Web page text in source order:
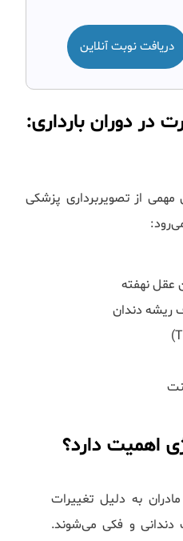
دریافت نوبت آنلاین
در دوران بارداری:
از تصویربرداری پزشکی
نهفته
ریشه دندان
اهمیت دارد؟
مادران به دلیل تغییرات
دندانی و فکی می‌شوند.